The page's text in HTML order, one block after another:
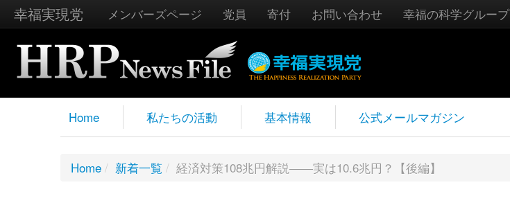
幸福実現党 メンバーズページ 党員 寄付 お問い合わせ 幸福の科学グループ
Home 私たちの活動 基本情報 公式メールマガジン
Home / 新着一覧 / 経済対策108兆円解説――実は10.6兆円？【後編】